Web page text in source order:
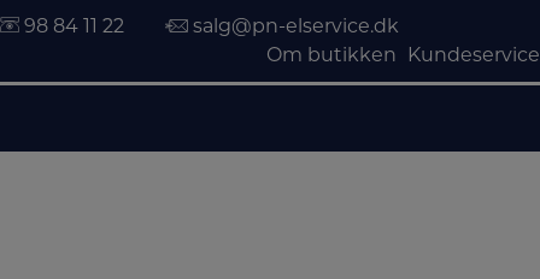
98 84 11 22
salg@pn-elservice.dk
Om butikken
Kundeservice